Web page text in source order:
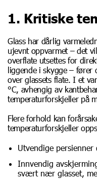
1. Kritiske
Glass har dårlig
ujevnt oppvarmet – det
overflate utsettes for
liggende i skygge – fører
over glassets flate. I et
°C, avhengig av
temperaturforskjeller på
Flere forhold kan
temperaturforskjeller
Utvendige persienner
Innvendig
svært nær glasset,